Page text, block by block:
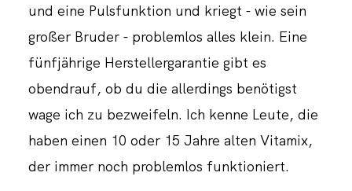
und eine Pulsfunktion und kriegt - wie sein
großer Bruder - problemlos alles klein. Eine
fünfjährige Herstellergarantie gibt es
obendrauf, ob du die allerdings benötigst
wage ich zu bezweifeln. Ich kenne Leute, die
haben einen 10 oder 15 Jahre alten Vitamix,
der immer noch problemlos funktioniert.